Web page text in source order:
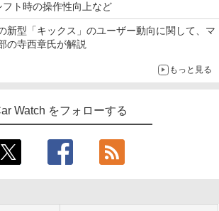
ト時の操作性向上など
新型「キックス」のユーザー動向に関して、マ
の寺西章氏が解説
もっと見る
Watch をフォローする